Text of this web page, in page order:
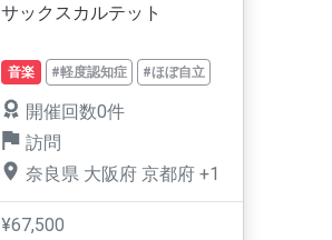
サックスカルテット
音楽 #軽度認知症 #ほぼ自立
開催回数0件
訪問
奈良県 大阪府 京都府 +1
¥67,500